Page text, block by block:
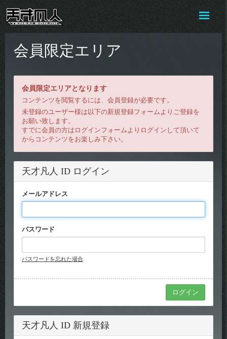
会員限定エリア
会員限定エリアとなります
コンテンツを閲覧するには、会員登録が必要です。
未登録のユーザー様は以下の新規登録フォームよりご登録を
お願い致します。
すでに会員の方はログインフォームよりログインして頂いて
からコンテンツをお楽しみ下さい。
天才凡人 ID ログイン
メールアドレス
パスワード
パスワードを忘れた場合
天才凡人 ID 新規登録